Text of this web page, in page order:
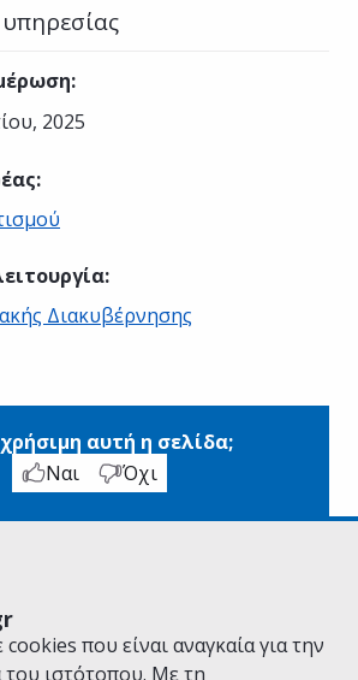
που είναι αναγκαία για την
του ιστότοπου. Με τη
:
2025
:
:
Διακυβέρνησης
χρήσιμη αυτή η σελίδα;
Ναι
Όχι